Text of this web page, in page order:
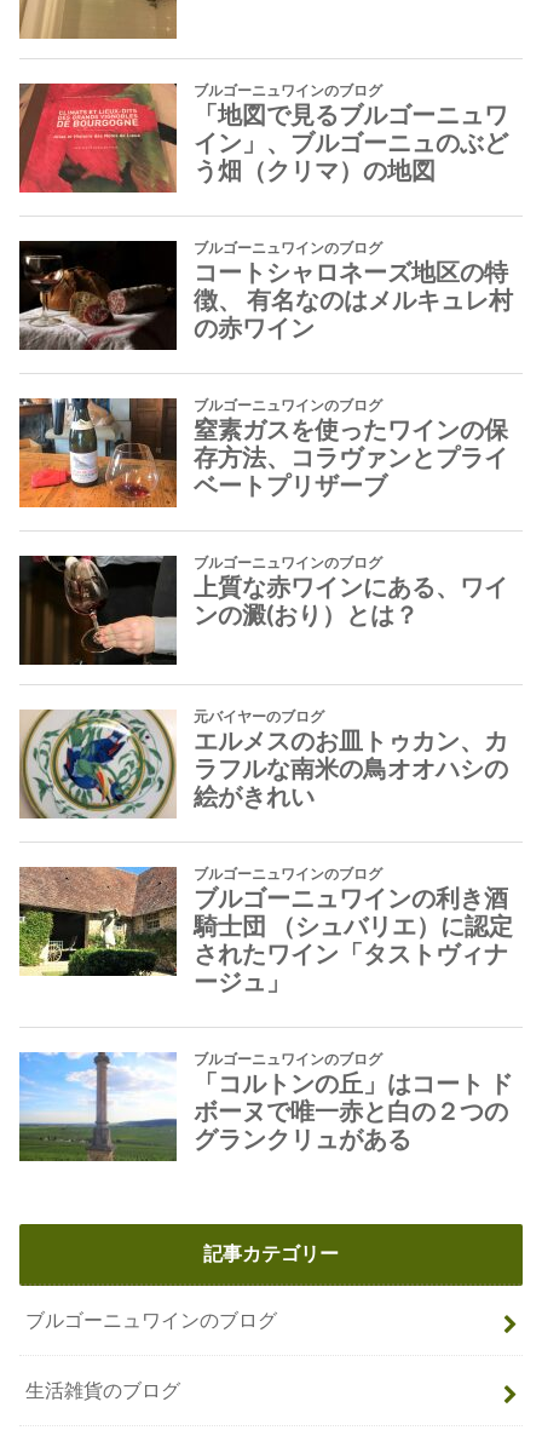
記事カテゴリー
ブルゴーニュワインのブログ
生活雑貨のブログ